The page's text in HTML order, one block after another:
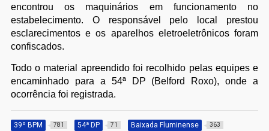
encontrou os maquinários em funcionamento no
estabelecimento. O responsável pelo local prestou
esclarecimentos e os aparelhos eletroeletrônicos foram
confiscados.
Todo o material apreendido foi recolhido pelas equipes e
encaminhado para a 54ª DP (Belford Roxo), onde a
ocorrência foi registrada.
39º BPM 781 54ª DP 71 Baixada Fluminense 363